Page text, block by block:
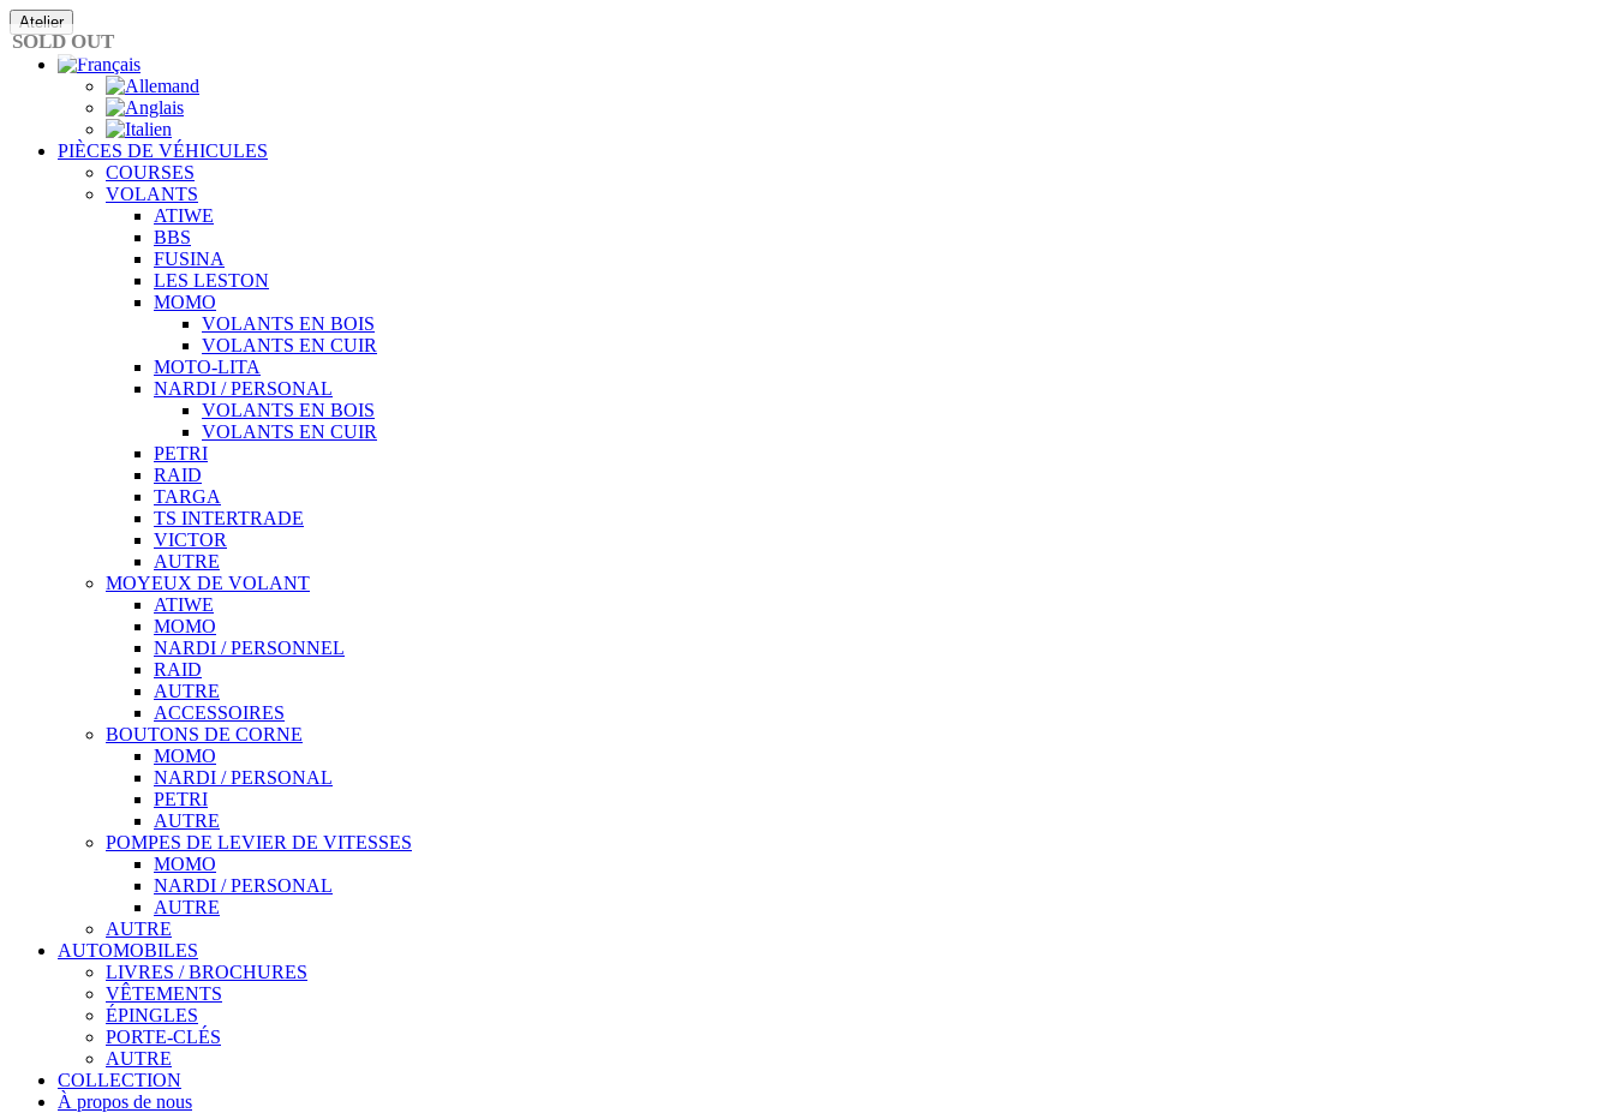
Passer
au
contenu
Atelier
PIÈCES DE VÉHICULES
COURSES
VOLANTS
ATIWE
BBS
FUSINA
LES LESTON
MOMO
VOLANTS EN BOIS
VOLANTS EN CUIR
MOTO-LITA
NARDI / PERSONAL
VOLANTS EN BOIS
VOLANTS EN CUIR
PETRI
RAID
TARGA
TS INTERTRADE
VICTOR
AUTRE
MOYEUX DE VOLANT
ATIWE
MOMO
NARDI / PERSONNEL
RAID
AUTRE
ACCESSOIRES
BOUTONS DE CORNE
MOMO
NARDI / PERSONAL
PETRI
AUTRE
POMPES DE LEVIER DE VITESSES
MOMO
NARDI / PERSONAL
AUTRE
AUTRE
AUTOMOBILES
LIVRES / BROCHURES
VÊTEMENTS
ÉPINGLES
PORTE-CLÉS
AUTRE
COLLECTION
À propos de nous
SOLD OUT